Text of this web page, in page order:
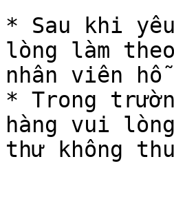
* Sau khi
lòng làm
nhân viên
* Trong
hàng vui